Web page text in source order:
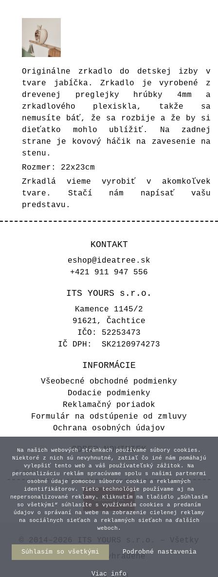
Originálne zrkadlo do detskej izby v
tvare jabĺčka. Zrkadlo je vyrobené z
drevenej preglejky hrúbky 4mm a
zrkadlového plexiskla, takže sa
nemusíte báť, že sa rozbije a že by si
dieťatko mohlo ublížiť. Na zadnej
strane je kovový háčik na zavesenie na
stenu.
Rozmer: 22x23cm
Zrkadlá vieme vyrobiť v akomkoľvek
tvare. Stačí nám napísať vašu
predstavu.
KONTAKT
eshop@ideatree.sk
+421 911 947 556
ITS YOURS s.r.o.
Kamence 1145/2
91621, Čachtice
IČO: 52253473
IČ DPH: SK2120974273
INFORMÁCIE
Všeobecné obchodné podmienky
Dodacie podmienky
Reklamačný poriadok
Formulár na odstúpenie od zmluvy
Ochrana osobných údajov
ODBER NOVINIEK
práva vyhradené
Na našich webových stránkach používame súbory cookies.
Niektoré z nich sú nevyhnutné, zatiaľ čo iné nám pomáhajú
vylepšiť tento web a váš používateľský zážitok. Na
personalizáciu reklám spracúvame spolu s našimi partnermi
osobné údaje pomocou súborov cookie a reklamných
identifikátorov. Tieto technológie používame aj na
nepersonalizované reklamy. Kliknutím na tlačidlo „Súhlasím
so všetkými“ súhlasíte s využívaním cookies a predaním
údajov o správaní na webe na zobrazenie cielenej reklamy
na sociálnych sieťach a reklamných sieťach na ďalších
weboch.
Súhlasím so všetkými Podrobné nastavenia
Viac info